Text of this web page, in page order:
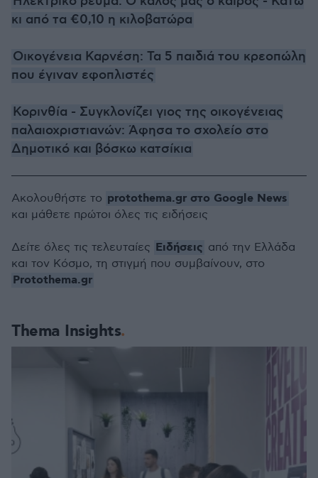
κι από τα €0,10 η κιλοβατώρα
Οικογένεια Καρνέση: Τα 5 παιδιά του κρεοπώλη
που έγιναν εφοπλιστές
Κορινθία - Συγκλονίζει γιος της οικογένειας
παλαιοχριστιανών: Άφησα το σχολείο στο
Δημοτικό και βόσκω κατσίκια
Thema Insights
Ακολουθήστε το protothema.gr στο Google News
και μάθετε πρώτοι όλες τις ειδήσεις
Δείτε όλες τις τελευταίες Ειδήσεις από την Ελλάδα
και τον Κόσμο, τη στιγμή που συμβαίνουν, στο
Protothema.gr